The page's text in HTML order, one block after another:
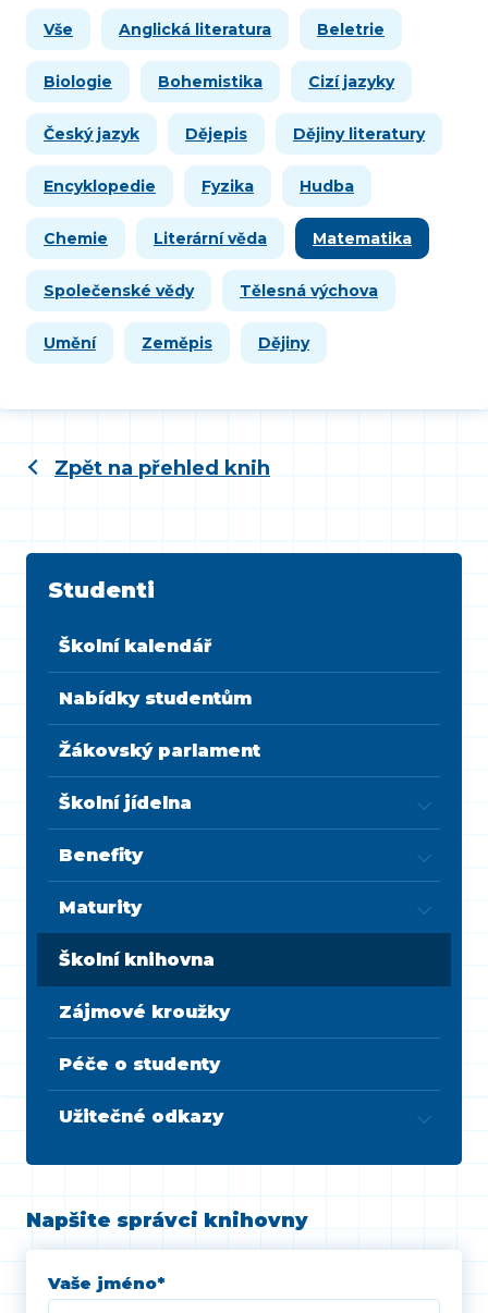
Vše Anglická literatura Beletrie
Biologie Bohemistika Cizí jazyky
Český jazyk Dějepis Dějiny literatury
Encyklopedie Fyzika Hudba
Chemie Literární věda Matematika
Společenské vědy Tělesná výchova
Umění Zeměpis Dějiny
Zpět na přehled knih
Studenti
Školní kalendář
Nabídky studentům
Žákovský parlament
Školní jídelna
Benefity
Maturity
Školní knihovna
Zájmové kroužky
Péče o studenty
Užitečné odkazy
Napšite správci knihovny
Vaše jméno*